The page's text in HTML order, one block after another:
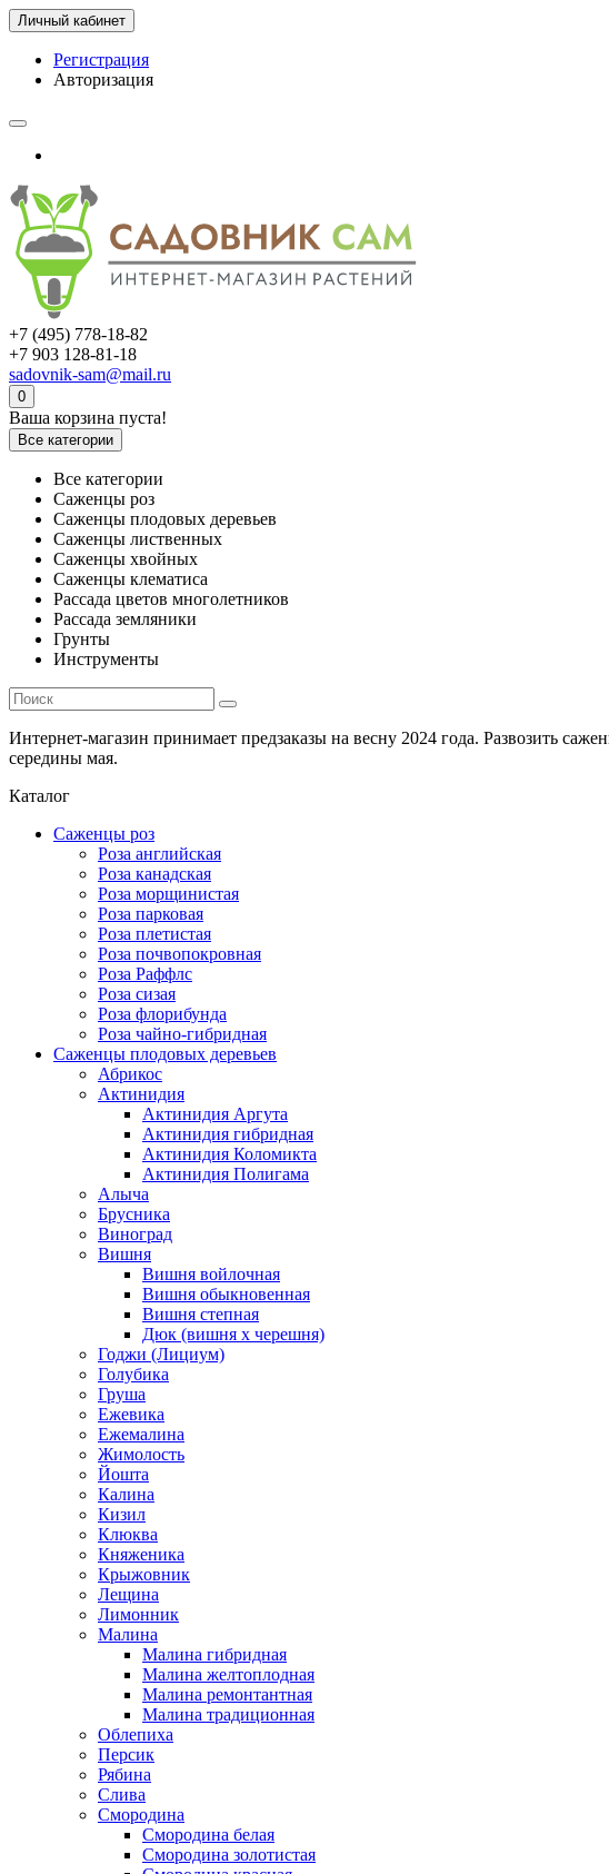
Личный кабинет
Регистрация
Авторизация
+7 (495) 778-18-82
+7 903 128-81-18
sadovnik-sam@mail.ru
0
Ваша корзина пуста!
Все категории
Все категории
Саженцы роз
Саженцы плодовых деревьев
Саженцы лиственных
Саженцы хвойных
Саженцы клематиса
Рассада цветов многолетников
Рассада земляники
Грунты
Инструменты
Интернет-магазин принимает предзаказы на весну 2024 года. Развозить
середины мая.
Каталог
Саженцы роз
Роза английская
Роза канадская
Роза морщинистая
Роза парковая
Роза плетистая
Роза почвопокровная
Роза Раффлс
Роза сизая
Роза флорибунда
Роза чайно-гибридная
Саженцы плодовых деревьев
Абрикос
Актинидия
Актинидия Аргута
Актинидия гибридная
Актинидия Коломикта
Актинидия Полигама
Алыча
Брусника
Виноград
Вишня
Вишня войлочная
Вишня обыкновенная
Вишня степная
Дюк (вишня х черешня)
Годжи (Лициум)
Голубика
Груша
Ежевика
Ежемалина
Жимолость
Йошта
Калина
Кизил
Клюква
Княженика
Крыжовник
Лещина
Лимонник
Малина
Малина гибридная
Малина желтоплодная
Малина ремонтантная
Малина традиционная
Облепиха
Персик
Рябина
Слива
Смородина
Смородина белая
Смородина золотистая